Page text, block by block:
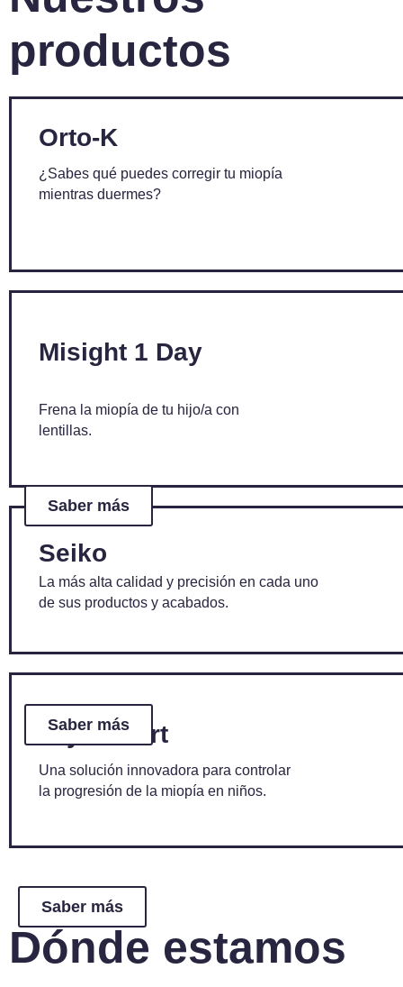
productos
Orto-K
¿Sabes qué puedes corregir tu miopía
mientras duermes?
Saber más
Misight 1 Day
Frena la miopía de tu hijo/a con
lentillas.
Saber más
Seiko
La más alta calidad y precisión en cada uno
de sus productos y acabados.
Saber más
MiyoSmart
Una solución innovadora para controlar
la progresión de la miopía en niños.
Dónde estamos